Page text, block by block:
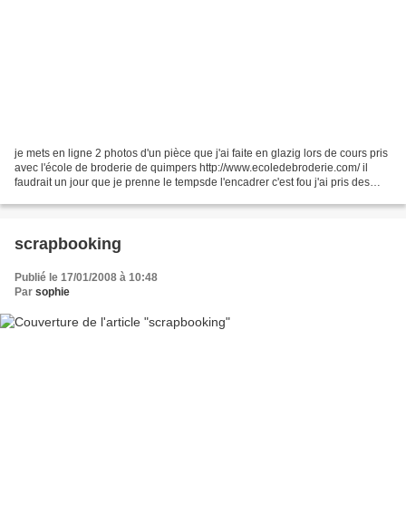
je mets en ligne 2 photos d'un pièce que j'ai faite en glazig lors de cours pris
avec l'école de broderie de quimpers http://www.ecoledebroderie.com/ il
faudrait un jour que je prenne le tempsde l'encadrer c'est fou j'ai pris des
scrapbooking
Publié le 17/01/2008 à 10:48
Par sophie